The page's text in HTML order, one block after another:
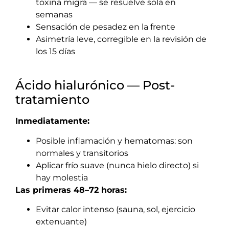
toxina migra — se resuelve sola en
semanas
Sensación de pesadez en la frente
Asimetría leve, corregible en la revisión de
los 15 días
Ácido hialurónico — Post-
tratamiento
Inmediatamente:
Posible inflamación y hematomas: son
normales y transitorios
Aplicar frío suave (nunca hielo directo) si
hay molestia
Las primeras 48–72 horas:
Evitar calor intenso (sauna, sol, ejercicio
extenuante)